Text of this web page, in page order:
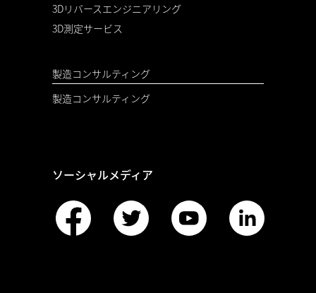
3Dリバースエンジニアリング
3D測定サービス
製造コンサルティング
製造コンサルティング
ソーシャルメディア